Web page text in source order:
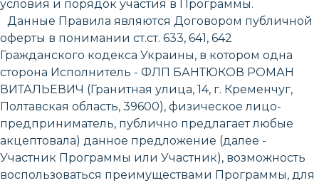
условия и порядок участия в Программы.
Данные Правила являются Договором публичной
оферты в понимании ст.ст. 633, 641, 642
Гражданского кодекса Украины, в котором одна
сторона Исполнитель - ФЛП БАНТЮКОВ РОМАН
ВИТАЛЬЕВИЧ (Гранитная улица, 14, г. Кременчуг,
Полтавская область, 39600), физическое лицо-
предприниматель, публично предлагает любые
акцептовала) данное предложение (далее -
Участник Программы или Участник), возможность
воспользоваться преимуществами Программы, для